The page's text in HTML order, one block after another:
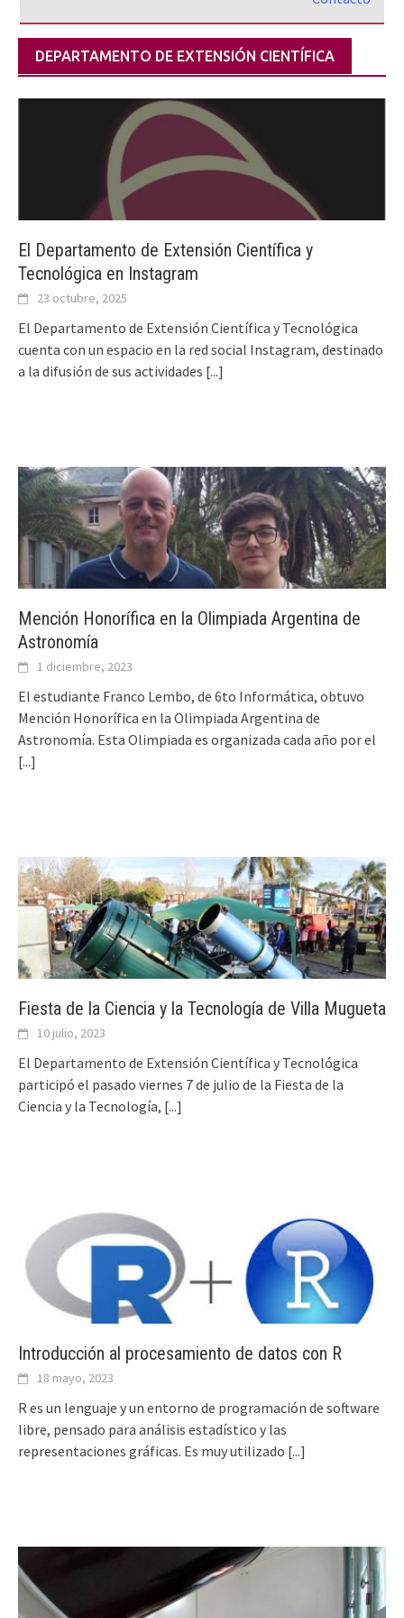
DEPARTAMENTO DE EXTENSIÓN CIENTÍFICA
El Departamento de Extensión Científica y
Tecnológica en Instagram
23 octubre, 2025
El Departamento de Extensión Científica y Tecnológica
cuenta con un espacio en la red social Instagram, destinado
a la difusión de sus actividades [...]
Mención Honorífica en la Olimpiada Argentina de
Astronomía
1 diciembre, 2023
El estudiante Franco Lembo, de 6to Informática, obtuvo
Mención Honorífica en la Olimpiada Argentina de
Astronomía. Esta Olimpiada es organizada cada año por el
[...]
Fiesta de la Ciencia y la Tecnología de Villa Mugueta
10 julio, 2023
El Departamento de Extensión Científica y Tecnológica
participó el pasado viernes 7 de julio de la Fiesta de la
Ciencia y la Tecnología, [...]
Introducción al procesamiento de datos con R
18 mayo, 2023
R es un lenguaje y un entorno de programación de software
libre, pensado para análisis estadístico y las
representaciones gráficas. Es muy utilizado [...]